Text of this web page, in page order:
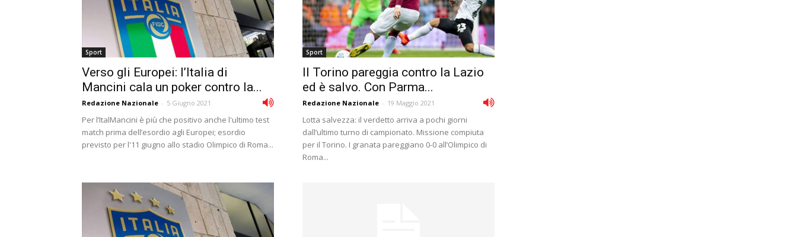
Sport
Verso gli Europei: l’Italia di
Mancini cala un poker contro la...
Redazione Nazionale - 5 Giugno 2021
Per l’ItalMancini è più che positivo anche l'ultimo test
match prima dell’esordio agli Europei; esordio
previsto per l'11 giugno allo stadio Olimpico di Roma...
Sport
Il Torino pareggia contro la Lazio
ed è salvo. Con Parma...
Redazione Nazionale - 19 Maggio 2021
Lotta salvezza: il verdetto arriva a pochi giorni
dall’ultimo turno di campionato. Missione compiuta
per il Torino. I granata pareggiano 0-0 all’Olimpico di
Roma...